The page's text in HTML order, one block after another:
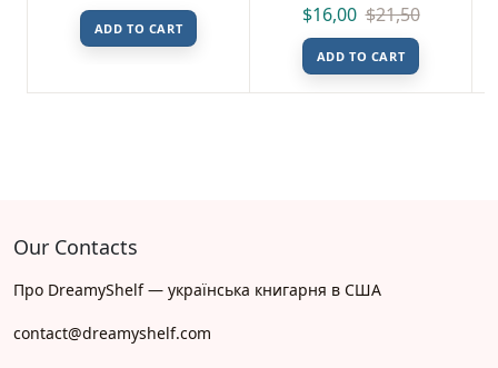
ADD TO CART
$16,00 $21,50
ADD TO CART
Our Contacts
Про DreamyShelf — українська книгарня в США
contact@dreamyshelf.com